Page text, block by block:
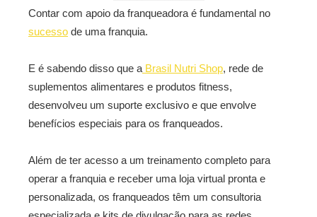
Contar com apoio da franqueadora é fundamental no
sucesso de uma franquia.
E é sabendo disso que a Brasil Nutri Shop, rede de
suplementos alimentares e produtos fitness,
desenvolveu um suporte exclusivo e que envolve
benefícios especiais para os franqueados.
Além de ter acesso a um treinamento completo para
operar a franquia e receber uma loja virtual pronta e
personalizada, os franqueados têm um consultoria